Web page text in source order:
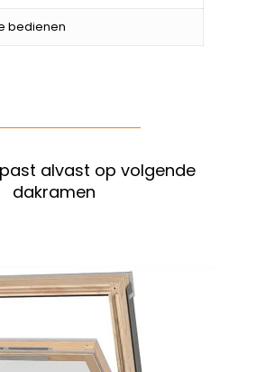
bedienen
alvast op volgende
dakramen